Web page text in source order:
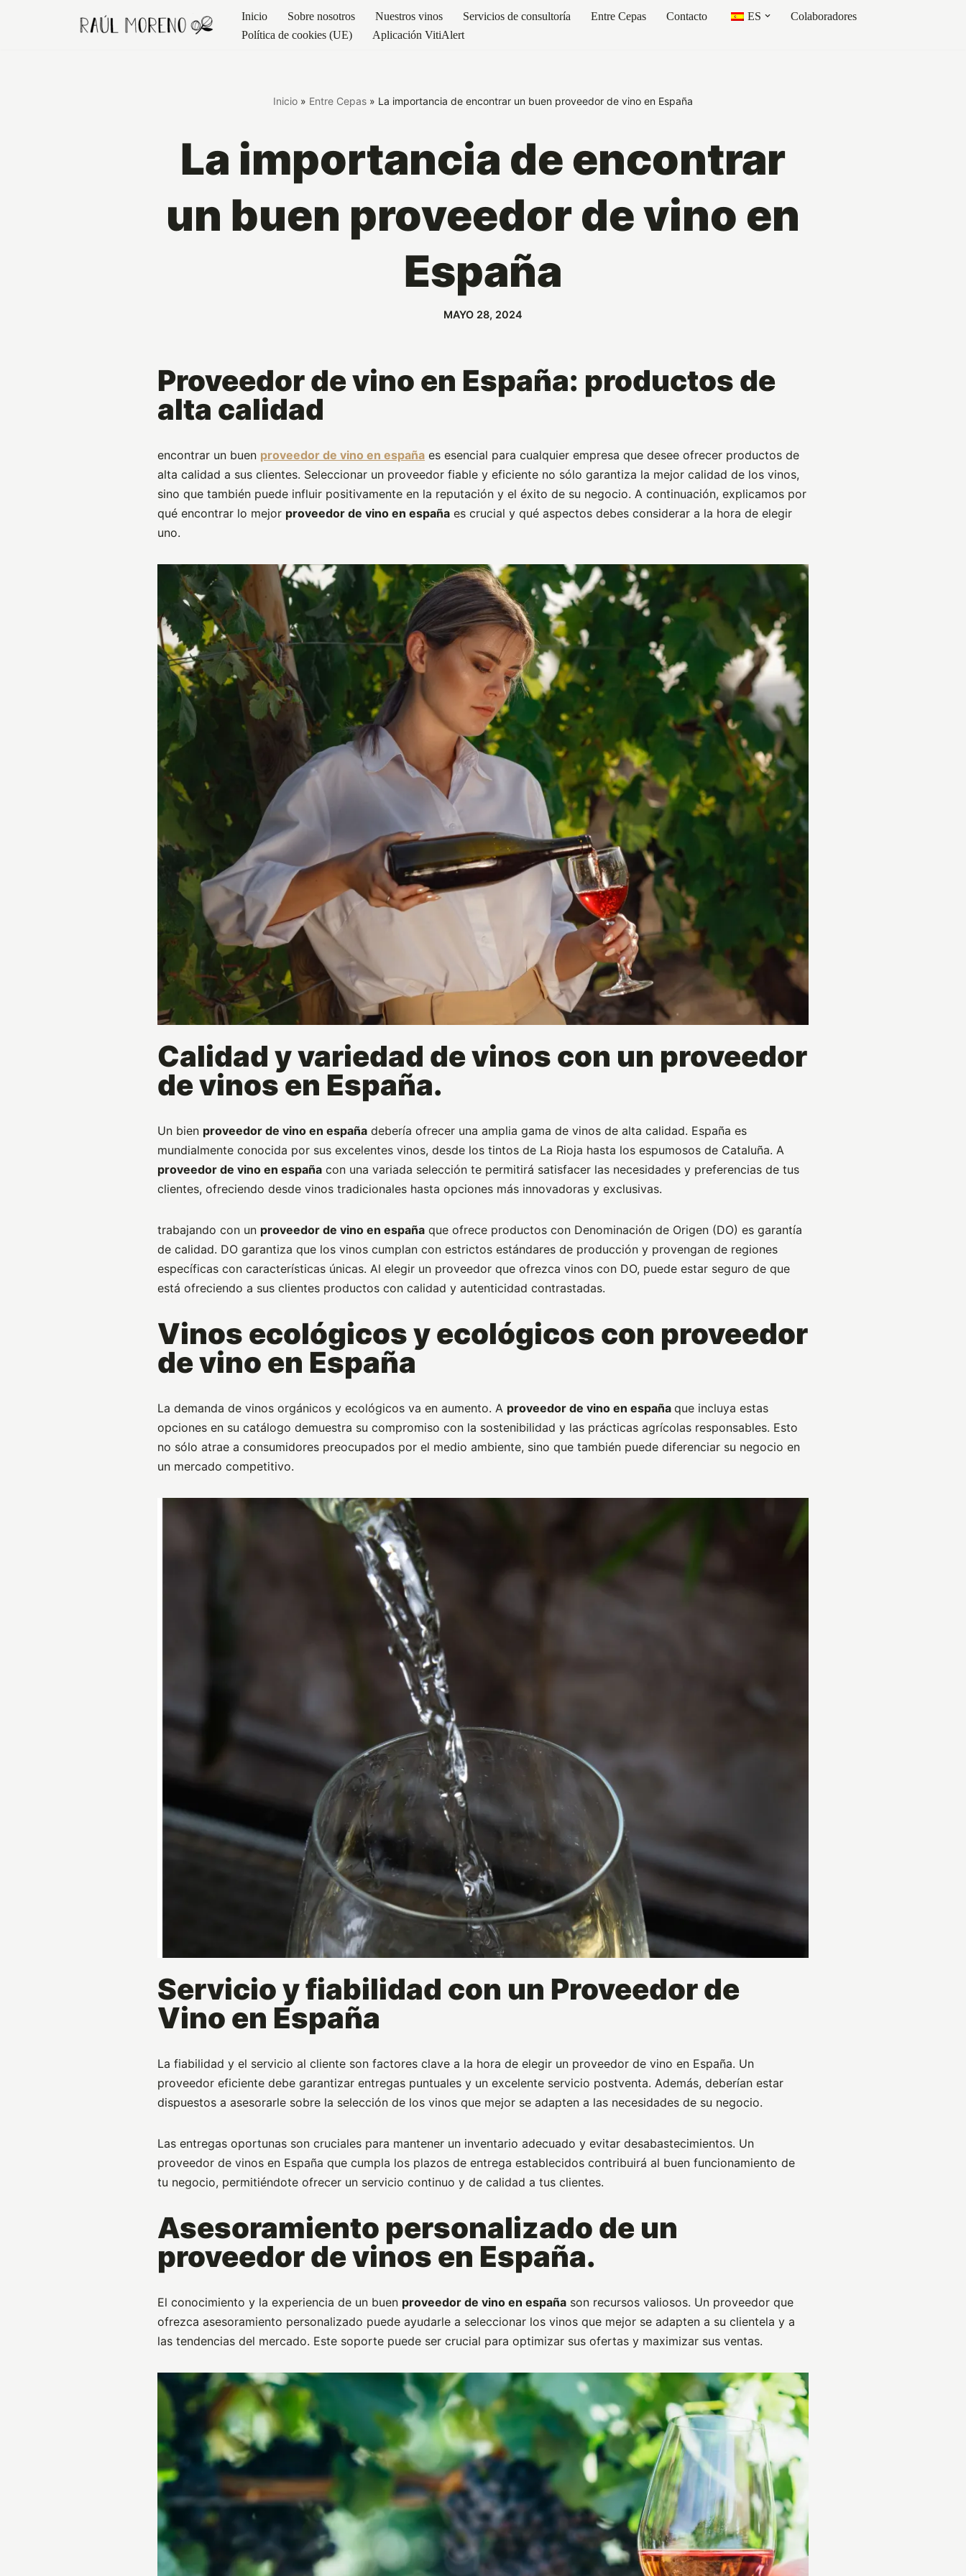
Inicio Sobre nosotros Nuestros vinos Servicios de consultoría Entre Cepas Contacto ES
Colaboradores
Política de cookies (UE)
Aplicación VitiAlert
Inicio » Entre Cepas » La importancia de encontrar un buen proveedor de vino en España
La importancia de encontrar
un buen proveedor de vino en
España
MAYO 28, 2024
Proveedor de vino en España: productos de
alta calidad
encontrar un buen proveedor de vino en españa es esencial para cualquier empresa que desee ofrecer productos de
alta calidad a sus clientes. Seleccionar un proveedor fiable y eficiente no sólo garantiza la mejor calidad de los vinos,
sino que también puede influir positivamente en la reputación y el éxito de su negocio. A continuación, explicamos por
qué encontrar lo mejor proveedor de vino en españa es crucial y qué aspectos debes considerar a la hora de elegir
uno.
Calidad y variedad de vinos con un proveedor
de vinos en España.
Un bien proveedor de vino en españa debería ofrecer una amplia gama de vinos de alta calidad. España es
mundialmente conocida por sus excelentes vinos, desde los tintos de La Rioja hasta los espumosos de Cataluña. A
proveedor de vino en españa con una variada selección te permitirá satisfacer las necesidades y preferencias de tus
clientes, ofreciendo desde vinos tradicionales hasta opciones más innovadoras y exclusivas.
trabajando con un proveedor de vino en españa que ofrece productos con Denominación de Origen (DO) es garantía
de calidad. DO garantiza que los vinos cumplan con estrictos estándares de producción y provengan de regiones
específicas con características únicas. Al elegir un proveedor que ofrezca vinos con DO, puede estar seguro de que
está ofreciendo a sus clientes productos con calidad y autenticidad contrastadas.
Vinos ecológicos y ecológicos con proveedor
de vino en España
La demanda de vinos orgánicos y ecológicos va en aumento. A proveedor de vino en españa que incluya estas
opciones en su catálogo demuestra su compromiso con la sostenibilidad y las prácticas agrícolas responsables. Esto
no sólo atrae a consumidores preocupados por el medio ambiente, sino que también puede diferenciar su negocio en
un mercado competitivo.
Servicio y fiabilidad con un Proveedor de
Vino en España
La fiabilidad y el servicio al cliente son factores clave a la hora de elegir un proveedor de vino en España. Un
proveedor eficiente debe garantizar entregas puntuales y un excelente servicio postventa. Además, deberían estar
dispuestos a asesorarle sobre la selección de los vinos que mejor se adapten a las necesidades de su negocio.
Las entregas oportunas son cruciales para mantener un inventario adecuado y evitar desabastecimientos. Un
proveedor de vinos en España que cumpla los plazos de entrega establecidos contribuirá al buen funcionamiento de
tu negocio, permitiéndote ofrecer un servicio continuo y de calidad a tus clientes.
Asesoramiento personalizado de un
proveedor de vinos en España.
El conocimiento y la experiencia de un buen proveedor de vino en españa son recursos valiosos. Un proveedor que
ofrezca asesoramiento personalizado puede ayudarle a seleccionar los vinos que mejor se adapten a su clientela y a
las tendencias del mercado. Este soporte puede ser crucial para optimizar sus ofertas y maximizar sus ventas.